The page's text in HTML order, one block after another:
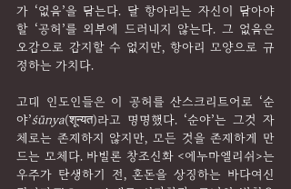
가 ‘없음’을 담는다. 달 항아리는 자신이 담아야
할 ‘공허’를 외부에 드러내지 않는다. 그 없음은
오감으로 감지할 수 없지만, 항아리 모양으로 규
정하는 가치다.
고대 인도인들은 이 공허를 산스크리트어로 ‘순
야’śūnya(शून्यत)라고 명명했다. ‘순야’는 그것 자
체로는 존재하지 않지만, 모든 것을 존재하게 만
드는 모체다. 바빌론 창조신화 <에누마엘리쉬>는
우주가 탄생하기 전, 혼돈을 상징하는 바다여신